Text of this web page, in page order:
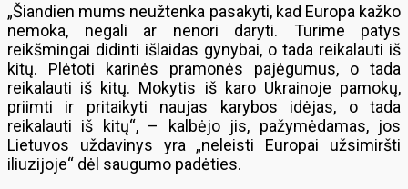
„Šiandien mums neužtenka pasakyti, kad Europa kažko
nemoka, negali ar nenori daryti. Turime patys
reikšmingai didinti išlaidas gynybai, o tada reikalauti iš
kitų. Plėtoti karinės pramonės pajėgumus, o tada
reikalauti iš kitų. Mokytis iš karo Ukrainoje pamokų,
priimti ir pritaikyti naujas karybos idėjas, o tada
reikalauti iš kitų“, – kalbėjo jis, pažymėdamas, jos
Lietuvos uždavinys yra „neleisti Europai užsimiršti
iliuzijoje“ dėl saugumo padėties.